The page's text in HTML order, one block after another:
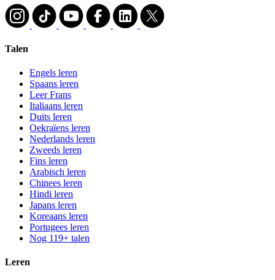
Talen
Engels leren
Spaans leren
Leer Frans
Italiaans leren
Duits leren
Oekraïens leren
Nederlands leren
Zweeds leren
Fins leren
Arabisch leren
Chinees leren
Hindi leren
Japans leren
Koreaans leren
Portugees leren
Nog 119+ talen
Leren